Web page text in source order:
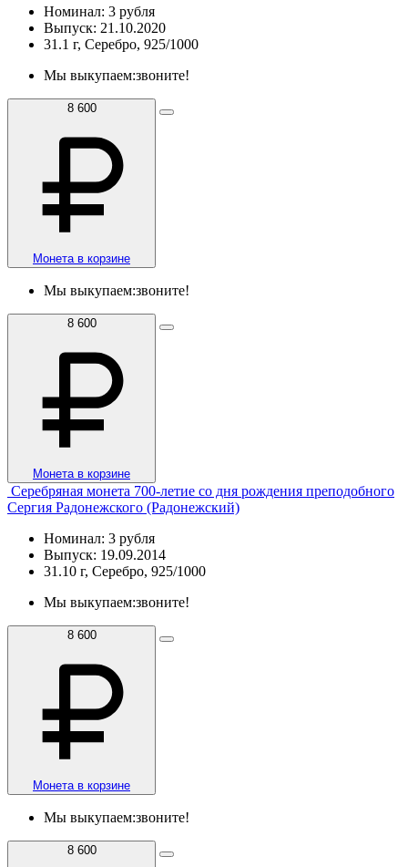
Номинал: 3 рубля
Выпуск: 21.10.2020
31.1 г, Серебро, 925/1000
Мы выкупаем:звоните!
8 600
Монета в корзине
Мы выкупаем:звоните!
8 600
Монета в корзине
Серебряная монета 700-летие со дня рождения преподобного
Сергия Радонежского (Радонежский)
Номинал: 3 рубля
Выпуск: 19.09.2014
31.10 г, Серебро, 925/1000
Мы выкупаем:звоните!
8 600
Монета в корзине
Мы выкупаем:звоните!
8 600